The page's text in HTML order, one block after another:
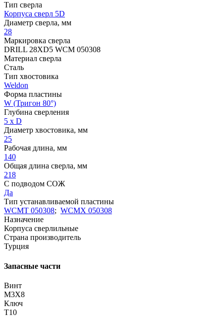
Тип сверла
Корпуса сверл 5D
Диаметр сверла, мм
28
Маркировка сверла
DRILL 28XD5 WCM 050308
Материал сверла
Сталь
Тип хвостовика
Weldon
Форма пластины
W (Тригон 80°)
Глубина сверления
5 x D
Диаметр хвостовика, мм
25
Рабочая длина, мм
140
Общая длина сверла, мм
218
С подводом СОЖ
Да
Тип устанавливаемой пластины
WCMT 050308; WCMX 050308
Назначение
Корпуса сверлильные
Страна производитель
Турция
Запасные части
Винт
M3X8
Ключ
T10